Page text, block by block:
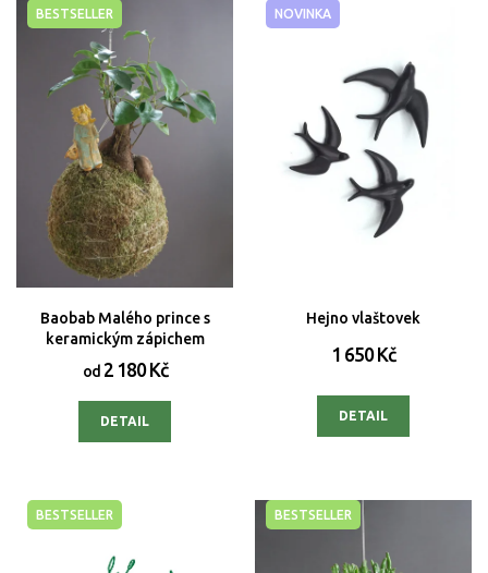
BESTSELLER
Baobab Malého prince s
keramickým zápichem
od2 180 Kč
DETAIL
NOVINKA
Hejno vlaštovek
1 650 Kč
DETAIL
BESTSELLER BESTSELLER